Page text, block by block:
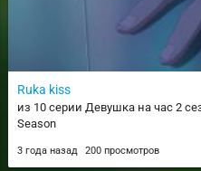
Ruka kiss
из 10 серии Девушка на час 2
Season
3 года назад 200 просмотров